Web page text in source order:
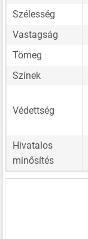
Szélesség
Vastagság
Tömeg
Színek
Védettség
Hivatalos
minősítés